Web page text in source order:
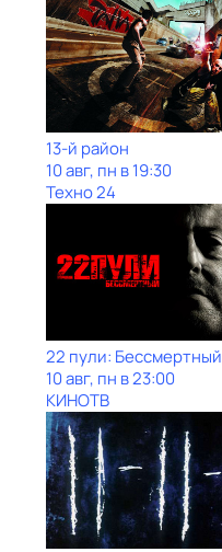
13-й район
10 авг, пн в 19:30
Техно 24
22 пули: Бессмертный
10 авг, пн в 23:00
КИНОТВ